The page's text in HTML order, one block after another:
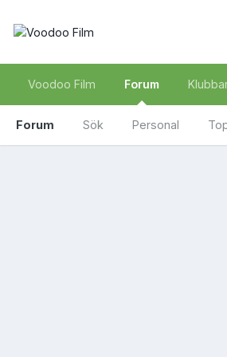
Voodoo Film Forum
Forum Sök Personal